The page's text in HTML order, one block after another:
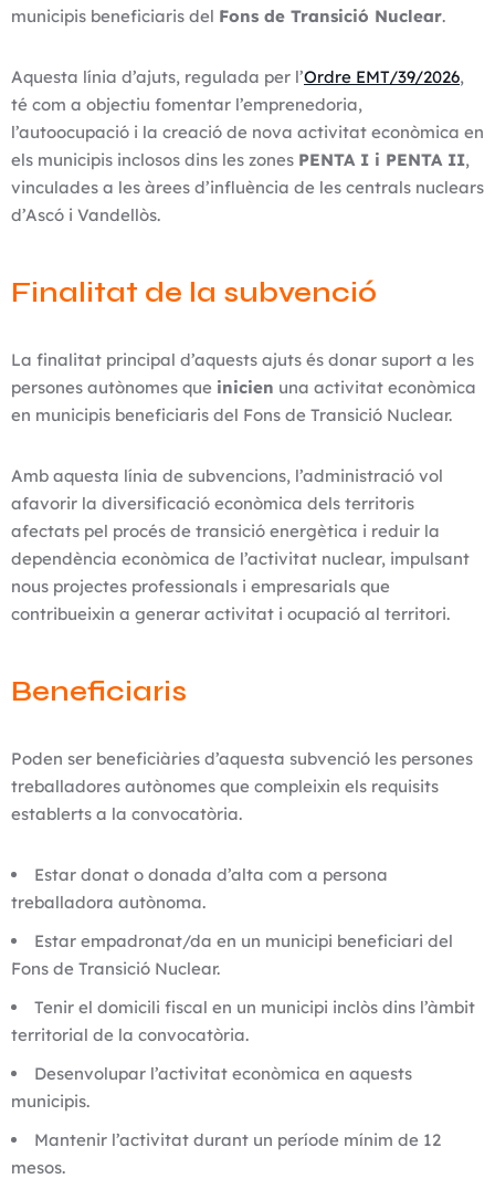
municipis beneficiaris del Fons de Transició Nuclear.
Aquesta línia d’ajuts, regulada per l’Ordre EMT/39/2026,
té com a objectiu fomentar l’emprenedoria,
l’autoocupació i la creació de nova activitat econòmica en
els municipis inclosos dins les zones PENTA I i PENTA II,
vinculades a les àrees d’influència de les centrals nuclears
d’Ascó i Vandellòs.
Finalitat de la subvenció
La finalitat principal d’aquests ajuts és donar suport a les
persones autònomes que inicien una activitat econòmica
en municipis beneficiaris del Fons de Transició Nuclear.
Amb aquesta línia de subvencions, l’administració vol
afavorir la diversificació econòmica dels territoris
afectats pel procés de transició energètica i reduir la
dependència econòmica de l’activitat nuclear, impulsant
nous projectes professionals i empresarials que
contribueixin a generar activitat i ocupació al territori.
Beneficiaris
Poden ser beneficiàries d’aquesta subvenció les persones
treballadores autònomes que compleixin els requisits
establerts a la convocatòria.
Estar donat o donada d’alta com a persona
treballadora autònoma.
Estar empadronat/da en un municipi beneficiari del
Fons de Transició Nuclear.
Tenir el domicili fiscal en un municipi inclòs dins l’àmbit
territorial de la convocatòria.
Desenvolupar l’activitat econòmica en aquests
municipis.
Mantenir l’activitat durant un període mínim de 12
mesos.